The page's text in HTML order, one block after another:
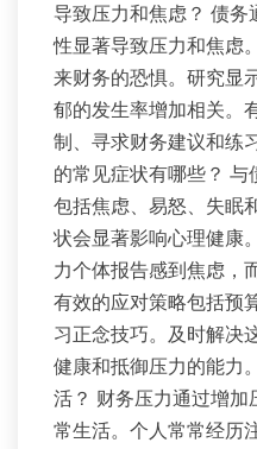
导致压力和焦虑？ 债
性显著导致压力和焦虑
来财务的恐惧。研究显
郁的发生率增加相关。
制、寻求财务建议和练
的常见症状有哪些？
包括焦虑、易怒、失眠
状会显著影响心理健康
力个体报告感到焦虑，
有效的应对策略包括预
习正念技巧。及时解决
健康和抵御压力的能力
活？ 财务压力通过增加
常生活。个人常常经历